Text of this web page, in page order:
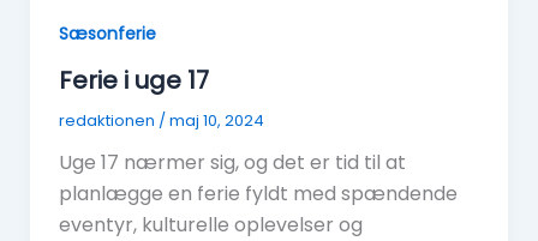
Sæsonferie
Ferie i uge 17
redaktionen /maj 10, 2024
Uge 17 nærmer sig, og det er tid til at
planlægge en ferie fyldt med spændende
eventyr, kulturelle oplevelser og